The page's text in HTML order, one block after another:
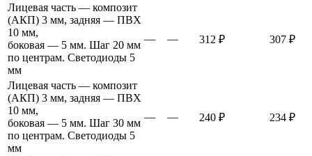
Лицевая часть — композит
(АКП) 3 мм, задняя — ПВХ
10 мм,
боковая — 5 мм. Шаг 20 мм
по центрам. Светодиоды 5
мм
— — 312 ₽ 307 ₽
Лицевая часть — композит
(АКП) 3 мм, задняя — ПВХ
10 мм,
боковая — 5 мм. Шаг 30 мм
по центрам. Светодиоды 5
мм
— — 240 ₽ 234 ₽